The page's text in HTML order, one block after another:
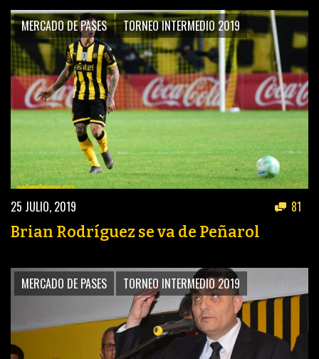
MERCADO DE PASES TORNEO INTERMEDIO 2019
25 JULIO, 2019 81
Brian Rodríguez se va de Peñarol
MERCADO DE PASES TORNEO INTERMEDIO 2019